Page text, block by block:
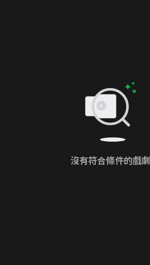
沒有符合條件的戲劇